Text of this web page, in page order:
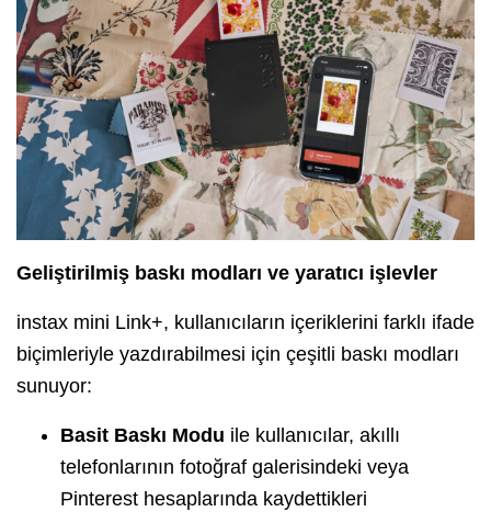
Geliştirilmiş baskı modları ve yaratıcı işlevler
instax mini Link+, kullanıcıların içeriklerini farklı ifade
biçimleriyle yazdırabilmesi için çeşitli baskı modları
sunuyor:
Basit Baskı Modu ile kullanıcılar, akıllı
telefonlarının fotoğraf galerisindeki veya
Pinterest hesaplarında kaydettikleri